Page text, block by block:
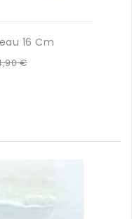
16 Cm
€